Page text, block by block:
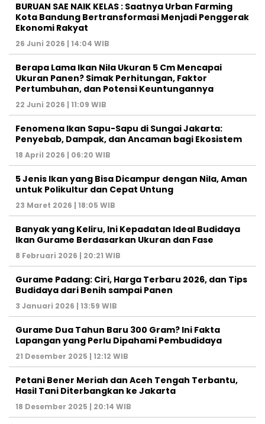
BURUAN SAE NAIK KELAS : Saatnya Urban Farming
Kota Bandung Bertransformasi Menjadi Penggerak
Ekonomi Rakyat
26 Juni 2026 | 14:04 WIB
Berapa Lama Ikan Nila Ukuran 5 Cm Mencapai
Ukuran Panen? Simak Perhitungan, Faktor
Pertumbuhan, dan Potensi Keuntungannya
22 Juni 2026 | 11:09 WIB
Fenomena Ikan Sapu-Sapu di Sungai Jakarta:
Penyebab, Dampak, dan Ancaman bagi Ekosistem
18 April 2026 | 06:20 WIB
5 Jenis Ikan yang Bisa Dicampur dengan Nila, Aman
untuk Polikultur dan Cepat Untung
23 Maret 2026 | 18:05 WIB
Banyak yang Keliru, Ini Kepadatan Ideal Budidaya
Ikan Gurame Berdasarkan Ukuran dan Fase
8 Februari 2026 | 20:21 WIB
Gurame Padang: Ciri, Harga Terbaru 2026, dan Tips
Budidaya dari Benih sampai Panen
3 Januari 2026 | 13:59 WIB
Gurame Dua Tahun Baru 300 Gram? Ini Fakta
Lapangan yang Perlu Dipahami Pembudidaya
21 Desember 2025 | 12:12 WIB
Petani Bener Meriah dan Aceh Tengah Terbantu,
Hasil Tani Diterbangkan ke Jakarta
18 Desember 2025 | 20:14 WIB